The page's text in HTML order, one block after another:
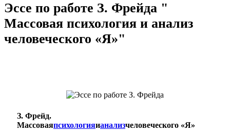
Эссе по работе З. Фрейда "
Массовая психология и анализ
человеческого «Я»"
З. Фрейд.
Массоваяпсихологияианализчеловеческого «Я»